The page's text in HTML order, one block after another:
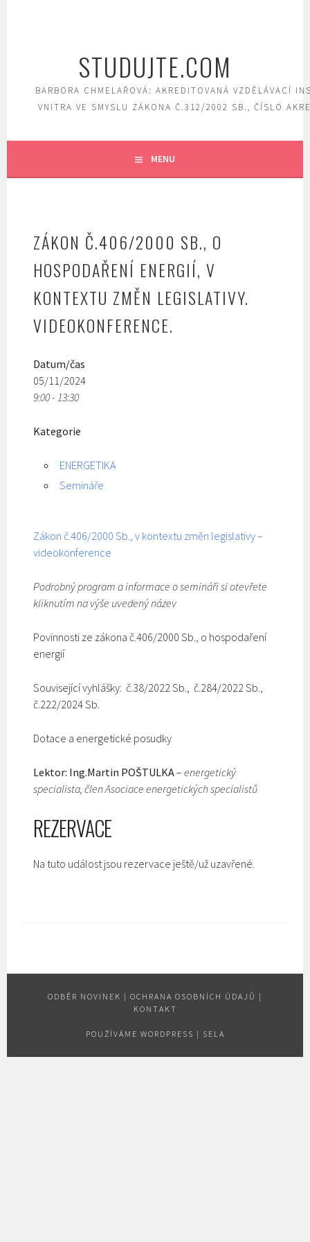
STUDUJTE.COM
BARBORA CHMELAŘOVÁ: AKREDITOVANÁ VZDĚLÁVACÍ
VNITRA VE SMYSLU ZÁKONA Č.312/2002 SB., ČÍSLO
MENU
ZÁKON Č.406/2000 SB., O
HOSPODAŘENÍ ENERGIÍ, V
KONTEXTU ZMĚN LEGISLATIVY.
VIDEOKONFERENCE.
Datum/čas
05/11/2024
9:00 - 13:30
Kategorie
ENERGETIKA
Semináře
Zákon č.406/2000 Sb., v kontextu změn legislativy –
videokonference
Podrobný program a informace o semináři si otevřete
kliknutím na výše uvedený název
Povinnosti ze zákona č.406/2000 Sb., o hospodaření
energií
Související vyhlášky: č.38/2022 Sb., č.284/2022 Sb.,
č.222/2024 Sb.
Dotace a energetické posudky
Lektor: Ing.Martin POŠTULKA–energetický
specialista, člen Asociace energetických specialistů
REZERVACE
Na tuto událost jsou rezervace ještě/už uzavřené.
ODBĚR NOVINEK | OCHRANA OSOBNÍCH ÚDAJŮ |
KONTAKT
POUŽÍVÁME WORDPRESS | SELA